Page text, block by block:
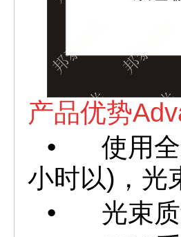
产品优势
• 使用全
小时以)，光
• 光束质